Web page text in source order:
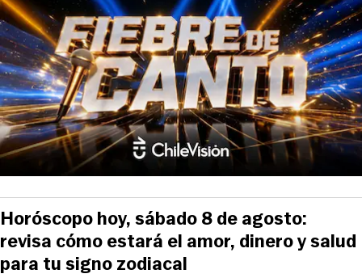
Horóscopo hoy, sábado 8 de agosto:
revisa cómo estará el amor, dinero y salud
para tu signo zodiacal